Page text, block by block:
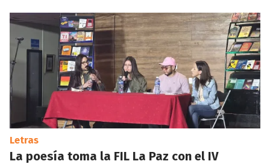
Letras
La poesía toma la FIL La Paz con el IV